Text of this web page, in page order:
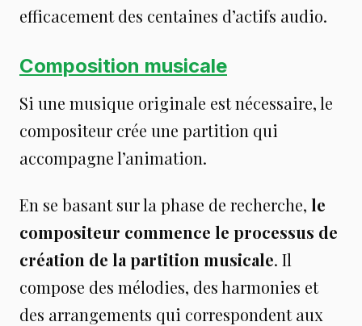
efficacement des centaines d’actifs audio.
Composition musicale
Si une musique originale est nécessaire, le
compositeur crée une partition qui
accompagne l’animation.
En se basant sur la phase de recherche, le
compositeur commence le processus de
création de la partition musicale. Il
compose des mélodies, des harmonies et
des arrangements qui correspondent aux